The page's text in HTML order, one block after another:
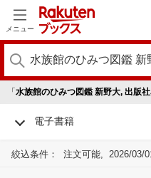
メニュー
「 水族館のひみつ図鑑 新野大, 出版
電子書籍
絞込条件： 注文可能 2026/03/